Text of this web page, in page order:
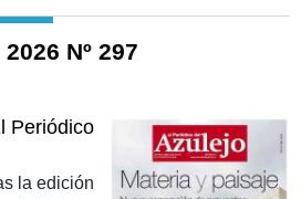
Nº 297
Periódico
la edición